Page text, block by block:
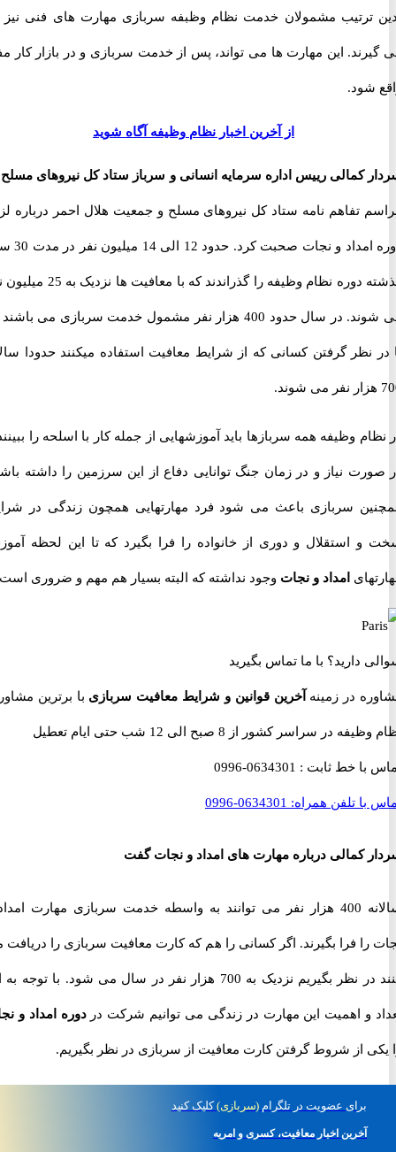
مشمولان خدمت نظام وظبفه سربازی مهارت های فنی نیز یاد
این مهارت ها می تواند، پس از خدمت سربازی و در بازار کار مفید
از آخرین اخبار نظام وظیفه آگاه شوید
کمالی رییس اداره سرمایه انسانی و سرباز ستاد کل نیروهای مسلحدر
تفاهم نامه ستاد کل نیروهای مسلح و جمعیت هلال احمر درباره لزوم
دوره امداد و نجات صحبت کرد. حدود 12 الی 14 میلیون نفر در مدت 30 سال
گذشته دوره نظام وظیفه را گذراندند که با معافیت ها نزدیک به 25 میلیون نفر
می شوند. در سال حدود 400 هزار نفر مشمول خدمت سربازی می باشند که
نظر گرفتن کسانی که از شرایط معافیت استفاده میکنند حدودا سالانه
وظیفه همه سربازها باید آموزشهایی از جمله کار با اسلحه را ببینند تا
نیاز و در زمان جنگ توانایی دفاع از این سرزمین را داشته باشند.
سربازی باعث می شود فرد مهارتهایی همچون زندگی در شرایط
استقلال و دوری از خانواده را فرا بگیرد که تا این لحظه آموزش
امداد و نجاتوجود نداشته که البته بسیار هم مهم و ضروری است.
دارید؟ با ما تماس بگیرید
در زمینهآخرین قوانین و شرایط معافیت سربازیبا برترین مشاوران
در سراسر کشور از 8 صبح الی 12 شب حتی ایام تعطیل
با خط ثابت :0634301-0996
تلفن همراه:0634301-0996
کمالی درباره مهارت های امداد و نجات گفت
سالانه 400 هزار نفر می توانند به واسطه خدمت سربازی مهارت امداد و
فرا بگیرند. اگر کسانی را هم که کارت معافیت سربازی را دریافت می
کنند در نظر بگیریم نزدیک به 700 هزار نفر در سال می شود. با توجه به این
و اهمیت این مهارت در زندگی می توانیم شرکت دردوره امداد و نجات
از شروط گرفتن کارت معافیت از سربازی در نظر بگیریم.
عضویت در تلگرام(سربازی) کلیک کنید
آخرین اخبار معافیت، کسری و امریه